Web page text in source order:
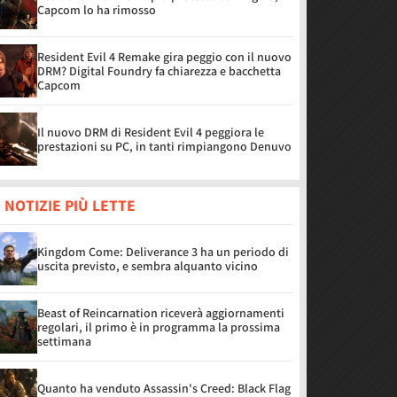
Capcom lo ha rimosso
Resident Evil 4 Remake gira peggio con il nuovo
DRM? Digital Foundry fa chiarezza e bacchetta
Capcom
Il nuovo DRM di Resident Evil 4 peggiora le
prestazioni su PC, in tanti rimpiangono Denuvo
NOTIZIE PIÙ LETTE
Kingdom Come: Deliverance 3 ha un periodo di
uscita previsto, e sembra alquanto vicino
Beast of Reincarnation riceverà aggiornamenti
regolari, il primo è in programma la prossima
settimana
Quanto ha venduto Assassin's Creed: Black Flag